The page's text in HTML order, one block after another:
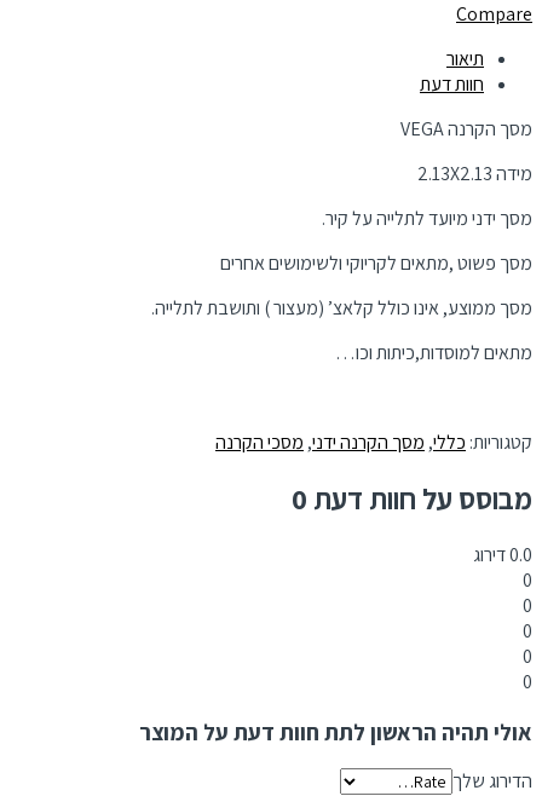
Compare
תיאור
חוות דעת
מסך הקרנה VEGA
מידה 2.13X2.13
מסך ידני מיועד לתלייה על קיר.
מסך פשוט ,מתאים לקריוקי ולשימושים אחרים
מסך ממוצע, אינו כולל קלאצ’ (מעצור ) ותושבת לתלייה.
מתאים למוסדות,כיתות וכו…
קטגוריות:כללי,מסך הקרנה ידני,מסכי הקרנה
מבוסס על חוות דעת 0
0.0דירוג
אולי תהיה הראשון לתת חוות דעת על המוצר
הדירוג שלך